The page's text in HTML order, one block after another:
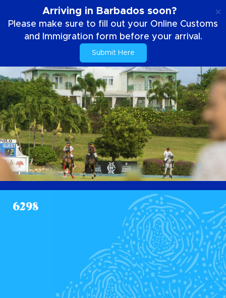
Arriving in Barbados soon?
Please make sure to fill out your Online Customs
and Immigration form before your arrival.
Submit Here
6298